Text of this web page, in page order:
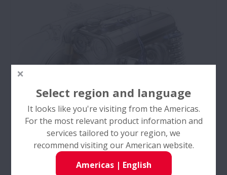
Accesorios Eléctricos
Select region and language
It looks like you're visiting from the Americas.
For the most relevant product information and
services tailored to your region, we
recommend visiting our American website.
Americas| English